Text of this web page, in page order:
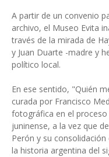
A partir de un convenio
archivo, el Museo Evita
través de la mirada de
y Juan Duarte -madre y
político local.
En ese sentido, "Quién
curada por Francisco
fotográfica en el
juninense, a la vez que
Perón y su
la historia argentina del